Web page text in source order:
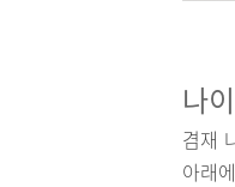
나
겸재
아래